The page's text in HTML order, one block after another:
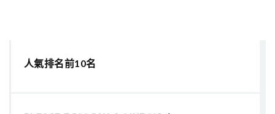
人氣排名前10名